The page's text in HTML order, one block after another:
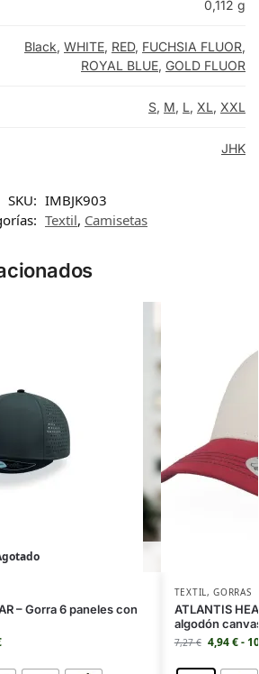
0,112 g
Black, WHITE, RED, FUCHSIA FLUOR,
ROYAL BLUE, GOLD FLUOR
S, M, L, XL, XXL
JHK
SKU: IMBJK903
Textil, Camisetas
– Gorra 6 paneles con
TEXTIL,GORRAS
ATLANTIS
algodón
7,27€ 4,94€-